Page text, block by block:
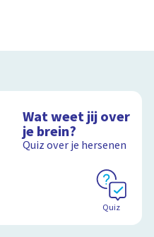
Wat weet jij over
je brein?
Quiz over je hersenen
Quiz